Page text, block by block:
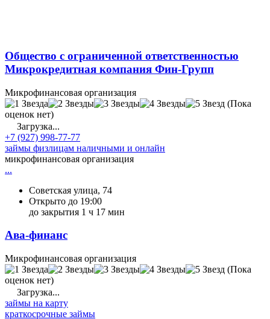
Общество с ограниченной ответственностью
Микрокредитная компания Фин-Групп
Микрофинансовая организация
(Пока
оценок нет)
Загрузка...
+7 (927) 998-77-77
займы физлицам наличными и онлайн
микрофинансовая организация
...
Советская улица, 74
Открыто до 19:00
до закрытия 1 ч 17 мин
Ава-финанс
Микрофинансовая организация
(Пока
оценок нет)
Загрузка...
займы на карту
краткосрочные займы